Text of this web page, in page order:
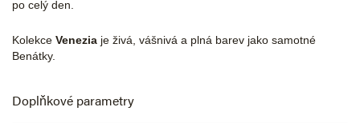
po celý den.
Kolekce Venezia je živá, vášnivá a plná barev jako samotné
Benátky.
Doplňkové parametry